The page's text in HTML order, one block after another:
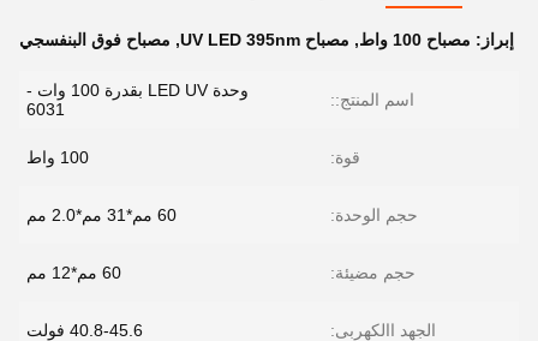
إبراز: مصباح 100 واط , مصباح UV LED 395nm , مصباح فوق البنفسجي
اسم المنتج::
وحدة LED UV بقدرة 100 وات -
6031
قوة: 100 واط
حجم الوحدة: 60 مم*31 مم*2.0 مم
حجم مضيئة: 60 مم*12 مم
الجهد االكهربى: 40.8-45.6 فولت